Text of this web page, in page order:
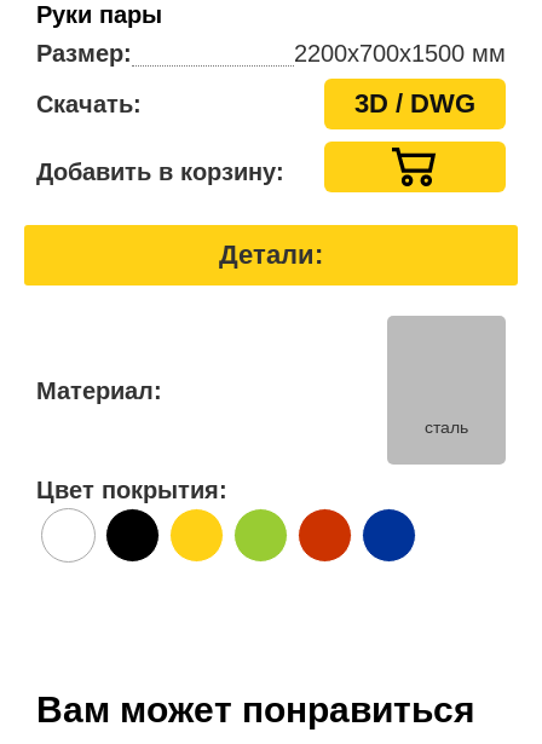
Руки пары
Размер:
2200х700х1500 мм
Скачать:
3D / DWG
Добавить в корзину:
Детали:
Материал:
сталь
Цвет покрытия:
Вам может понравиться